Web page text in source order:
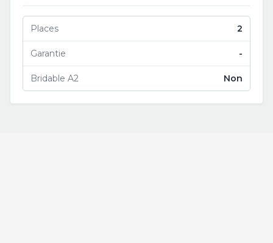
Places 2
Garantie -
Bridable A2 Non